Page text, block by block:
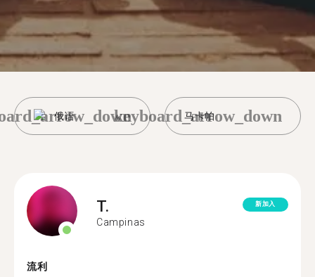
俄语 马卡帕
keyboard_arrow_down
T.
Campinas
新加入
流利